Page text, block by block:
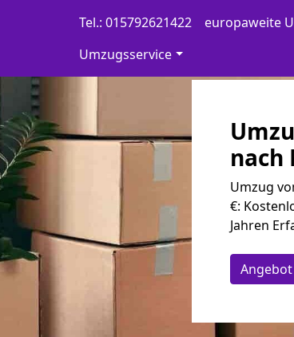
Tel.: 015792621422 europaweite
Umzugsservice
nach
Umzug
€:
Jahren